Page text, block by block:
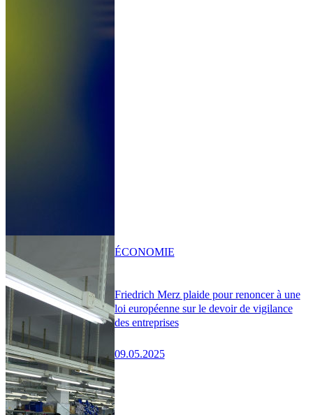
Friedrich Merz plaide pour renoncer à une
loi européenne sur le devoir de vigilance
des entreprises
09.05.2025
ÉCONOMIE